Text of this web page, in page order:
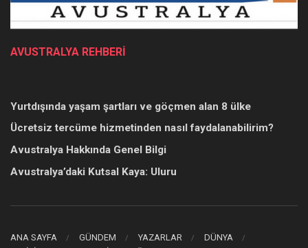
AVUSTRALYA REHBERİ
Yurtdışında yaşam şartları ve göçmen alan 8 ülke
Ücretsiz tercüme hizmetinden nasıl faydalanabilirim?
Avustralya Hakkında Genel Bilgi
Avustralya’daki Kutsal Kaya: Uluru
ANA SAYFA GÜNDEM YAZARLAR
DÜNYA